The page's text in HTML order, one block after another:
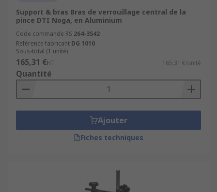
Support & bras Bras de verrouillage central de la
pince DTI Noga, en Aluminium
Code commande RS 264-3542
Référence fabricant DG 1010
Sous-total (1 unité)
165,31 €HT 165,31 €/unité
Quantité
Ajouter
Fiches techniques